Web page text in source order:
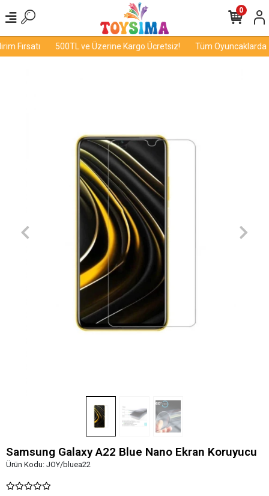
Fırsatı 500TL ve Üzerine Kargo Ücretsiz! Tüm Oyuncaklarda
0
Samsung Galaxy A22 Blue Nano Ekran Koruyucu
Ürün Kodu: JOY/bluea22